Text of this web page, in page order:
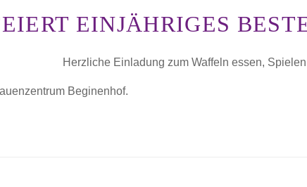
EINJÄHRIGES
Herzliche Einladung zum Waffeln essen,
Beginenhof.